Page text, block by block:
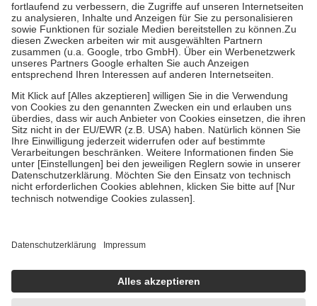
Diese Regeln gelten grundsätzlich auch für Online-Apotheken.
Bei Heilmitteln und häuslicher Krankenpflege beträgt die
Zuzahlung zehn Prozent der Kosten sowie zehn Euro je
Verordnung.
Um das Engagement der Versicherten für ihre eigene Gesundheit zu
stärken und die besondere Stellung der Familie zu unterstützen,
fallenkeine Zuzahlungenan bei:
• Kindern und Jugendlichen bis zum vollendeten 18. Lebensjahr
mit Ausnahme der Fahrkosten
• Untersuchungen zur Vorsorge und Früherkennung, die von der
GKV getragen werden
• empfohlenen Schutzimpfungen
• Harn- und Blutteststreifen
getroffen, um sicherzustellen, dass es sich um echte Bewertungen
https://help.etrusted.com/hc/de/articles/4419944605341
Einige Bilder und Inhalte wurden unter Zuhilfenahme künstlicher